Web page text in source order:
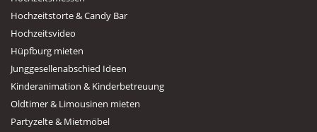
Hochzeitstorte & Candy Bar
Hochzeitsvideo
Hüpfburg mieten
Junggesellenabschied Ideen
Kinderanimation & Kinderbetreuung
Oldtimer & Limousinen mieten
Partyzelte & Mietmöbel